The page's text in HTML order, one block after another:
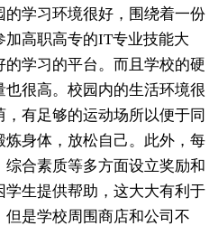
的学习环境很好，围绕着一份
高职高专的IT专业技能大
学习的平台。而且学校的硬
很高。校园内的生活环境很
有足够的运动场所以便于同
身体，放松自己。此外，每
合素质等多方面设立奖励和
生提供帮助，这大大有利于
是学校周围商店和公司不